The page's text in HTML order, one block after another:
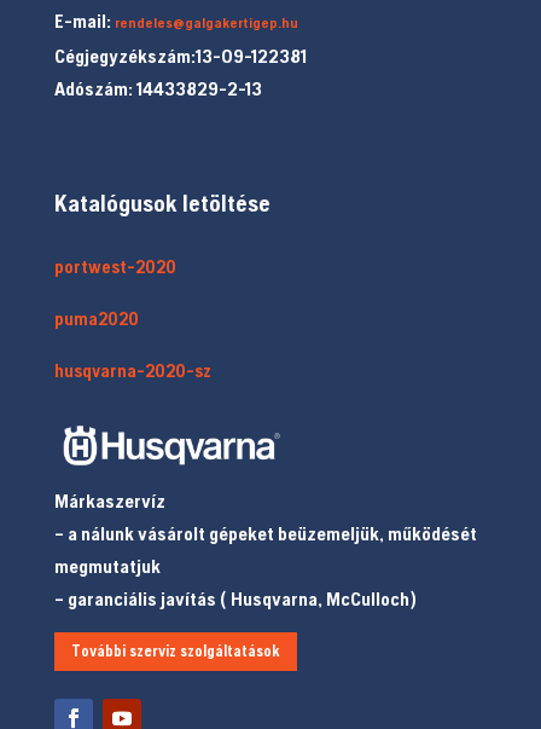
E-mail: rendeles@galgakertigep.hu
Cégjegyzékszám:13-09-122381
Adószám: 14433829-2-13
Katalógusok letöltése
portwest-2020
puma2020
husqvarna-2020-sz
Márkaszervíz
– a nálunk vásárolt gépeket beüzemeljük, működését
megmutatjuk
– garanciális javítás ( Husqvarna, McCulloch)
További szerviz szolgáltatások